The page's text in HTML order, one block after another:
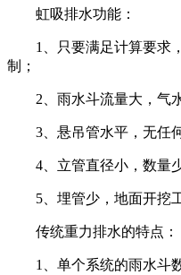
虹吸排水功能：
1、只要满足计算要求
制；
2、雨水斗流量大，气
3、悬吊管水平，无任
4、立管直径小，数量
5、埋管少，地面开挖
传统重力排水的特点：
1、单个系统的雨水斗